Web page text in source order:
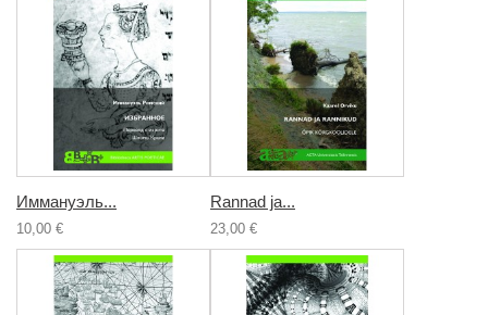
Иммануэль...
10,00 €
Rannad ja...
23,00 €